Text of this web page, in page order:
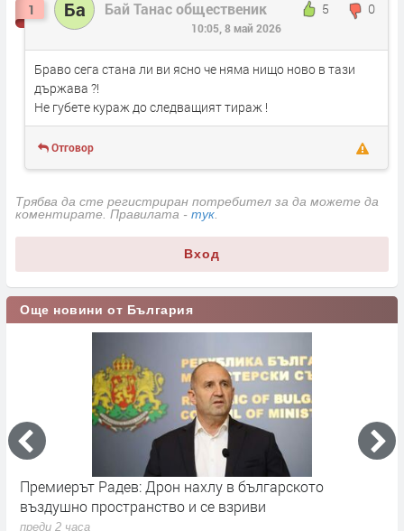
1 Ба Бай Танас общественик 5 0
10:05, 8 май 2026
Браво сега стана ли ви ясно че няма нищо ново в тази
държава ?!
Не губете кураж до следващият тираж !
Отговор
Трябва да сте регистриран потребител за да можете да
коментирате. Правилата - тук.
Вход
Още новини от България
Премиерът Радев: Дрон нахлу в българското
въздушно пространство и се взриви
преди 2 часа